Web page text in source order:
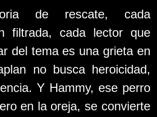
de rescate, cada
filtrada, cada lector que
del tema es una grieta en
no busca heroicidad,
Y Hammy, ese perro
en la oreja, se convierte